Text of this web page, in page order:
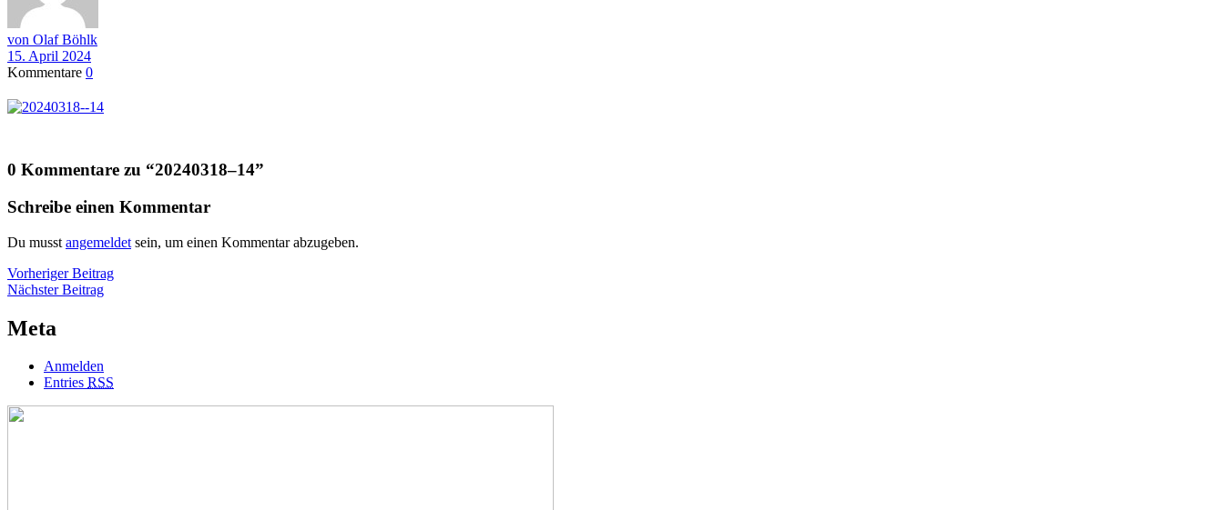
von Olaf Böhlk
15. April 2024
Kommentare 0
0 Kommentare zu “20240318–14”
Schreibe einen Kommentar
Du musst angemeldet sein, um einen Kommentar abzugeben.
Beitragsnavigation
Vorheriger BeitragVorheriger
Nächster BeitragNächster
Meta
Anmelden
Entries RSS